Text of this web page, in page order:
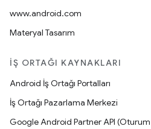
www.android.com
Materyal Tasarım
İŞ ORTAĞI KAYNAKLARI
Android İş Ortağı Portalları
İş Ortağı Pazarlama Merkezi
Google Android Partner API (Oturum